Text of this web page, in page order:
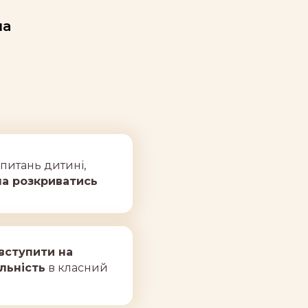
дитині,
розкриватись
на
в класний